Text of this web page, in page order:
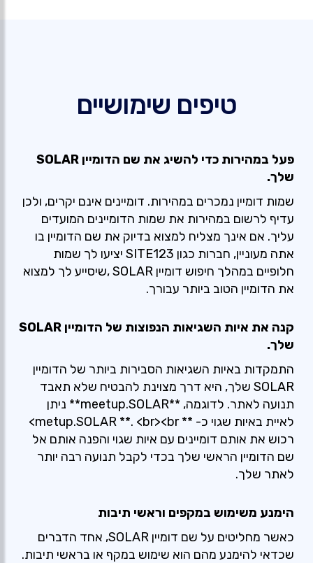
טיפים שימושיים
פעל במהירות כדי להשיג את שם הדומיין SOLAR
שלך.
שמות דומיין נמכרים במהירות. דומיינים אינם יקרים, ולכן
עדיף לרשום במהירות את שמות הדומיינים המועדים
עליך. אם אינך מצליח למצוא בדיוק את שם הדומיין בו
אתה מעוניין, חברות כגון SITE123 יציעו לך שמות
חלופיים במהלך חיפוש דומיין SOLAR ,שיסייע לך למצוא
את הדומיין הטוב ביותר עבורך.
קנה את איות השגיאות הנפוצות של הדומיין SOLAR
שלך.
התמקדות באיות השגיאות הסבירות ביותר של הדומיין
SOLAR שלך, היא דרך מצוינת להבטיח שלא תאבד
תנועה לאתר. לדוגמה, **meetup.SOLAR** ניתן
לאיית באיות שגוי כ- ** metup.SOLAR **. <br><br>
רכוש את אותם דומיינים עם איות שגוי והפנה אותם אל
שם הדומיין הראשי שלך בכדי לקבל תנועה רבה יותר
לאתר שלך.
הימנע משימוש במקפים וראשי תיבות
כאשר מחליטים על שם דומיין SOLAR, אחד הדברים
שכדאי להימנע מהם הוא שימוש במקף או בראשי תיבות.